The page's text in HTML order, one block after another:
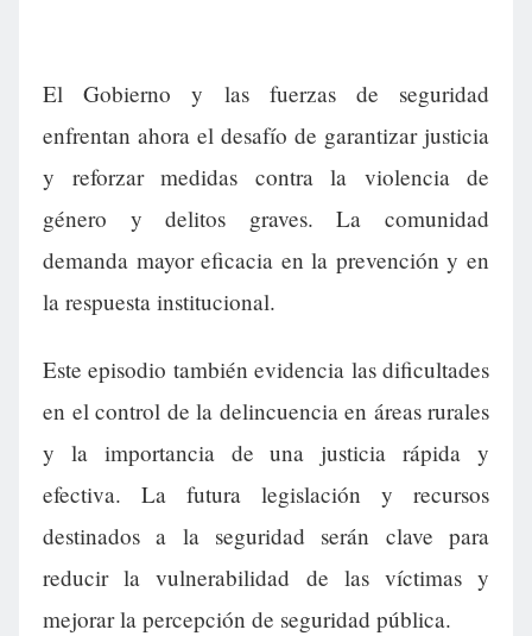
El Gobierno y las fuerzas de seguridad
enfrentan ahora el desafío de garantizar justicia
y reforzar medidas contra la violencia de
género y delitos graves. La comunidad
demanda mayor eficacia en la prevención y en
la respuesta institucional.
Este episodio también evidencia las dificultades
en el control de la delincuencia en áreas rurales
y la importancia de una justicia rápida y
efectiva. La futura legislación y recursos
destinados a la seguridad serán clave para
reducir la vulnerabilidad de las víctimas y
mejorar la percepción de seguridad pública.